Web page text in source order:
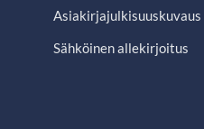
Asiakirjajulkisuuskuvaus
Sähköinen allekirjoitus